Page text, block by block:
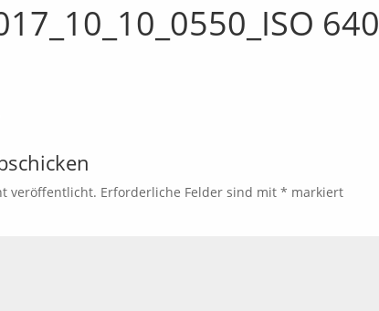
640
veröffentlicht. Erforderliche Felder sind mit * markiert